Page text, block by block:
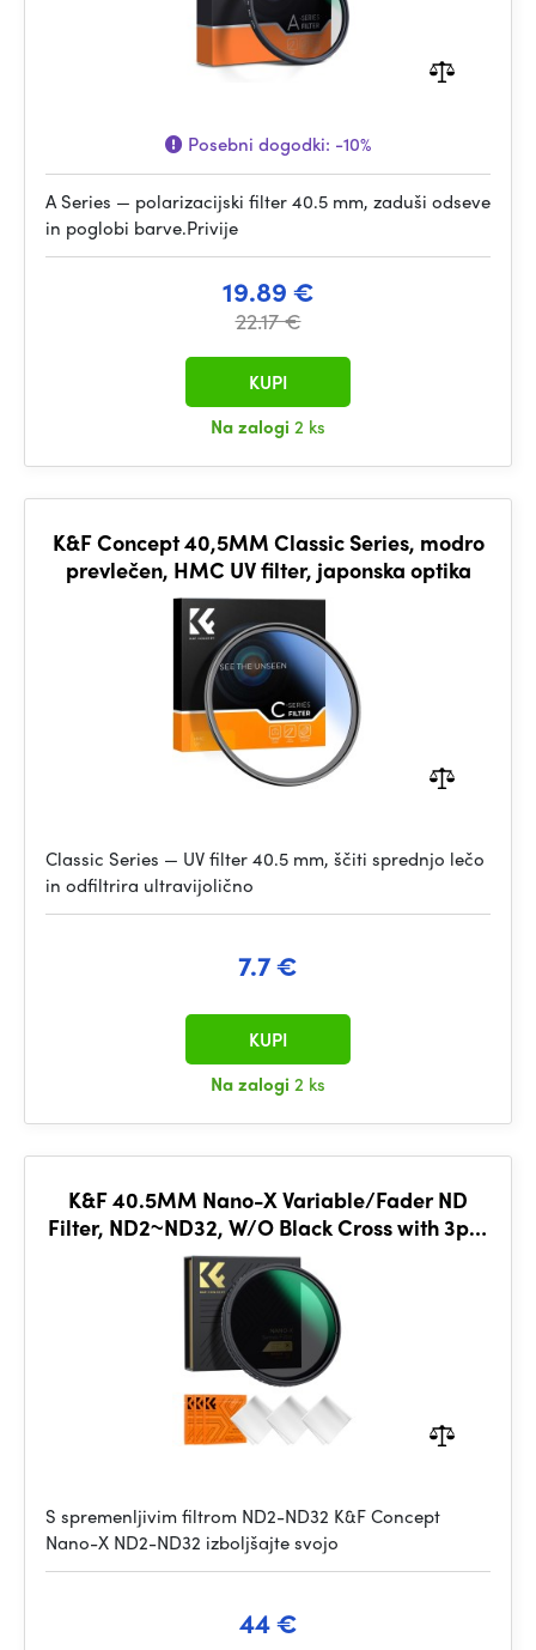
Posebni dogodki: -10%
A Series — polarizacijski filter 40.5 mm, zaduši odseve
in poglobi barve.Privije
19.89 €
22.17 €
Na zalogi 2 ks
KUPI
K&F Concept 40,5MM Classic Series, modro
prevlečen, HMC UV filter, japonska optika
Classic Series — UV filter 40.5 mm, ščiti sprednjo lečo
in odfiltrira ultravijolično
7.7 €
Na zalogi 2 ks
KUPI
K&F 40.5MM Nano-X Variable/Fader ND
Filter, ND2~ND32, W/O Black Cross with 3pcs
cleaning cloths
S spremenljivim filtrom ND2-ND32 K&F Concept
Nano-X ND2-ND32 izboljšajte svojo
44 €